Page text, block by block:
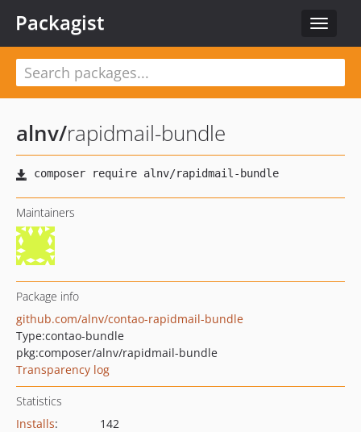
Toggle
Packagist
alnv/rapidmail-bundle
Maintainers
Package info
github.com/alnv/contao-rapidmail-bundle
Type:contao-bundle
pkg:composer/alnv/rapidmail-bundle
Transparency log
Statistics
Installs:
142